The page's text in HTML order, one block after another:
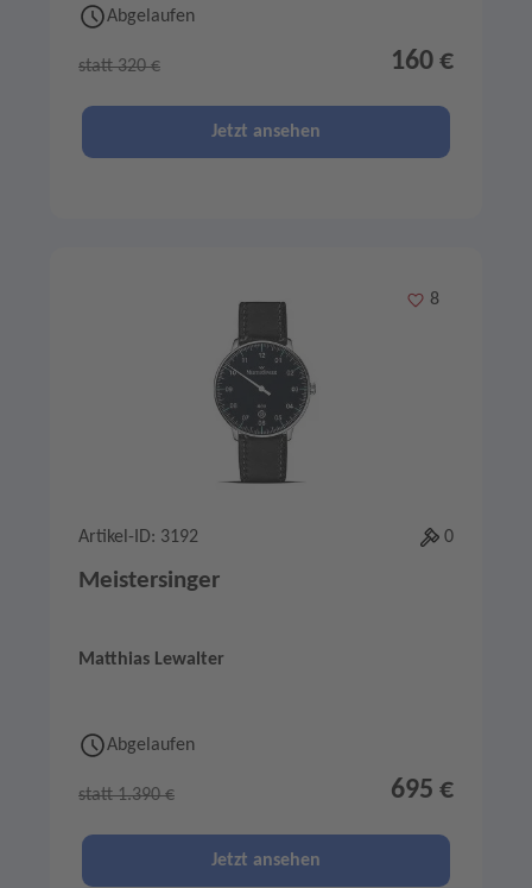
Abgelaufen
statt 320 € 160 €
Jetzt ansehen
Merken
8
Artikel-ID: 3192 0
Meistersinger
Matthias Lewalter
Abgelaufen
statt 1.390 € 695 €
Jetzt ansehen